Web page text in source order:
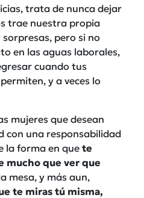
trata de nunca dejar
trae nuestra propia
pero si no
en las aguas laborales,
cuando tus
y a veces lo
mujeres que desean
con una responsabilidad
la forma en que te
mucho que ver que
mesa, y más aun,
te miras tú misma,